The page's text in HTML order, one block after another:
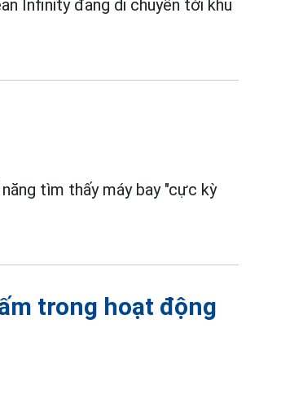
Infinity đang di chuyển tới khu
tìm thấy máy bay "cực kỳ
trong hoạt động